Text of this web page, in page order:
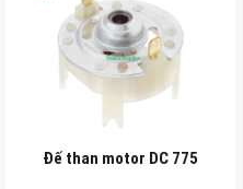
Đế than motor DC 775